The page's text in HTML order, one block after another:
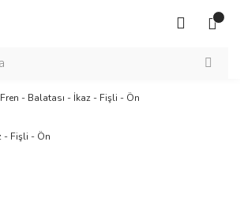
Fren - Balatası - İkaz - Fişli - Ön